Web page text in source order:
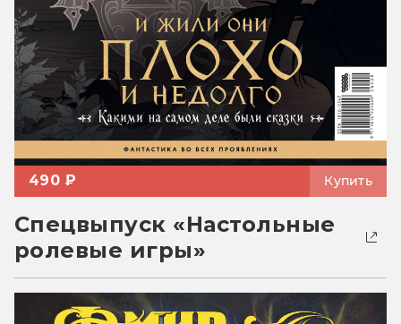
490 ₽ Купить
Спецвыпуск «Настольные
ролевые игры»